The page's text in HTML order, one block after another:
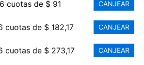
cuotas de $ 91 CANJEAR
cuotas de $ 182,17 CANJEAR
cuotas de $ 273,17 CANJEAR